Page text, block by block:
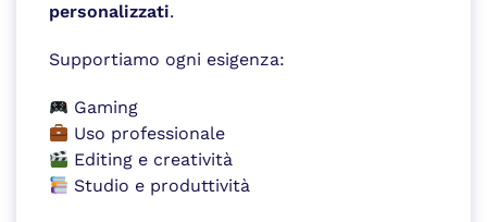
personalizzati.
Supportiamo ogni esigenza:
Gaming
Uso professionale
Editing e creatività
Studio e produttività